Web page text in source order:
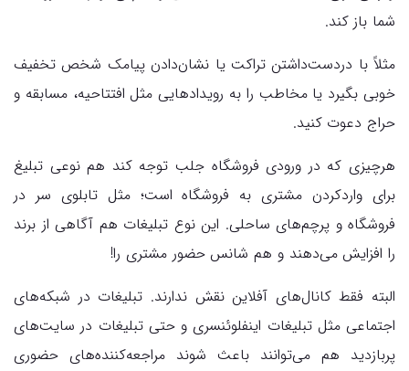
شما باز کند.
مثلاً با دردست‌داشتن تراکت یا نشان‌دادن پیامک شخص تخفیف
خوبی بگیرد یا مخاطب را به رویدادهایی مثل افتتاحیه، مسابقه و
حراج دعوت کنید.
هرچیزی که در ورودی فروشگاه جلب توجه کند هم نوعی تبلیغ
برای واردکردن مشتری به فروشگاه است؛ مثل تابلوی سر در
فروشگاه و پرچم‌های ساحلی. این نوع تبلیغات هم آگاهی از برند
را افزایش می‌دهند و هم شانس حضور مشتری را!
البته فقط کانال‌های آفلاین نقش ندارند. تبلیغات در شبکه‌های
اجتماعی مثل تبلیغات اینفلوئنسری و حتی تبلیغات در سایت‌های
پربازدید هم می‌توانند باعث شوند مراجعه‌کننده‌های حضوری